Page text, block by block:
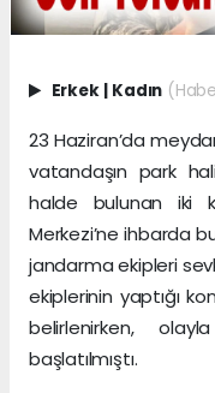
Erkek | Kadın
23 Haziran’da
vatandaşın park
halde bulunan iki
Merkezi’ne ihbarda
jandarma ekipleri
ekiplerinin yaptığı
belirlenirken,
başlatılmıştı.